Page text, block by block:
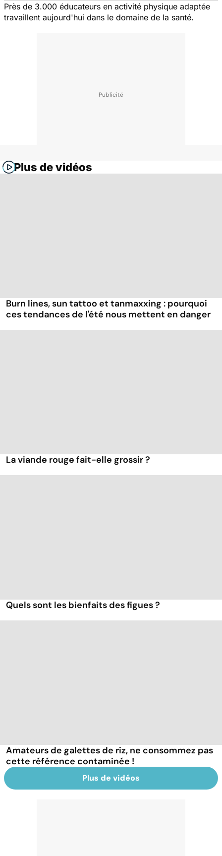
Près de 3.000 éducateurs en activité physique adaptée
travaillent aujourd'hui dans le domaine de la santé.
Plus de vidéos
Burn lines, sun tattoo et tanmaxxing : pourquoi
ces tendances de l'été nous mettent en danger
La viande rouge fait-elle grossir ?
Quels sont les bienfaits des figues ?
Amateurs de galettes de riz, ne consommez pas
cette référence contaminée !
Plus de vidéos